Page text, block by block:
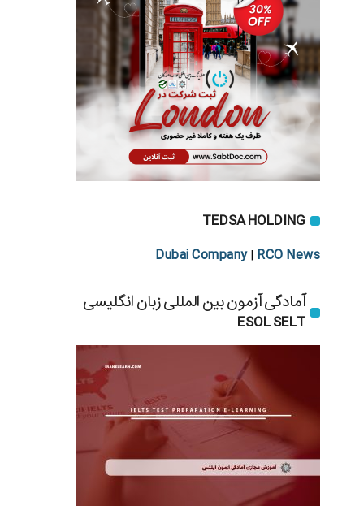
TEDSA HOLDING
Dubai Company| RCO News
آمادگی آزمون بین المللی زبان انگلیسی
ESOL SELT